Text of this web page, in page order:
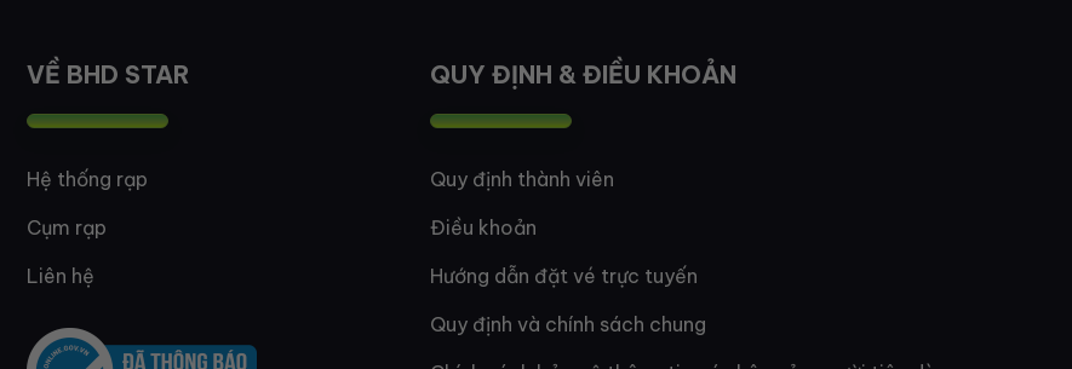
VỀ BHD STAR
Hệ thống rạp
Cụm rạp
Liên hệ
QUY ĐỊNH & ĐIỀU KHOẢN
Quy định thành viên
Điều khoản
Hướng dẫn đặt vé trực tuyến
Quy định và chính sách chung